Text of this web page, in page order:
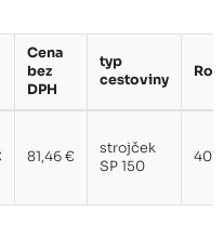
Cena
bez
DPH
typ
cestoviny
81,46 €
strojček
SP 150